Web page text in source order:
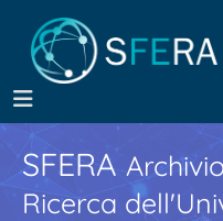
SFERA
Ricerca